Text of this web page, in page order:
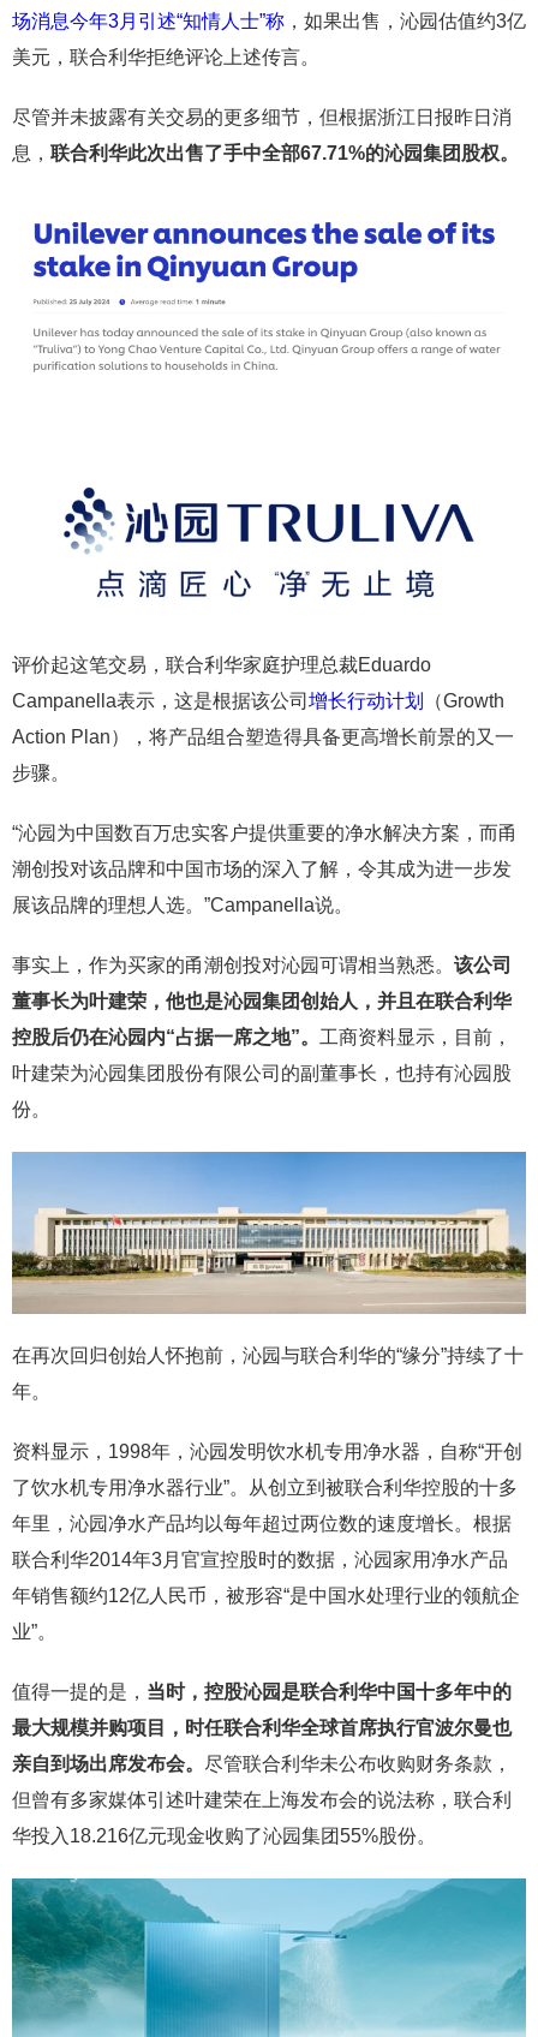
场消息今年3月引述“知情人士”称 ，如果出售，沁园估值约3亿
美元，联合利华拒绝评论上述传言。
尽管并未披露有关交易的更多细节，但根据浙江日报昨日消
息， 联合利华此次出售了手中全部67.71%的沁园集团股权。
评价起这笔交易，联合利华家庭护理总裁Eduardo
Campanella表示，这是根据该公司 增长行动计划
（Growth
Action Plan），将产品组合塑造得具备更高增长前景的又一
步骤。
“沁园为中国数百万忠实客户提供重要的净水解决方案，而甬
潮创投对该品牌和中国市场的深入了解，令其成为进一步发
展该品牌的理想人选。”Campanella说。
事实上，作为买家的甬潮创投对沁园可谓相当熟悉。 该公司
董事长为叶建荣，他也是沁园集团创始人，并且在联合利华
控股后仍在沁园内“占据一席之地”。 工商资料显示，目前，
叶建荣为沁园集团股份有限公司的副董事长，也持有沁园股
份。
在再次回归创始人怀抱前，沁园与联合利华的“缘分”持续了十
年。
资料显示，1998年，沁园发明饮水机专用净水器，自称“开创
了饮水机专用净水器行业”。从创立到被联合利华控股的十多
年里，沁园净水产品均以每年超过两位数的速度增长。根据
联合利华2014年3月官宣控股时的数据，沁园家用净水产品
年销售额约12亿人民币，被形容“是中国水处理行业的领航企
业”。
值得一提的是， 当时，控股沁园是联合利华中国十多年中的
最大规模并购项目，时任联合利华全球首席执行官波尔曼也
亲自到场出席发布会。 尽管联合利华未公布收购财务条款，
但曾有多家媒体引述叶建荣在上海发布会的说法称，联合利
华投入18.216亿元现金收购了沁园集团55%股份。